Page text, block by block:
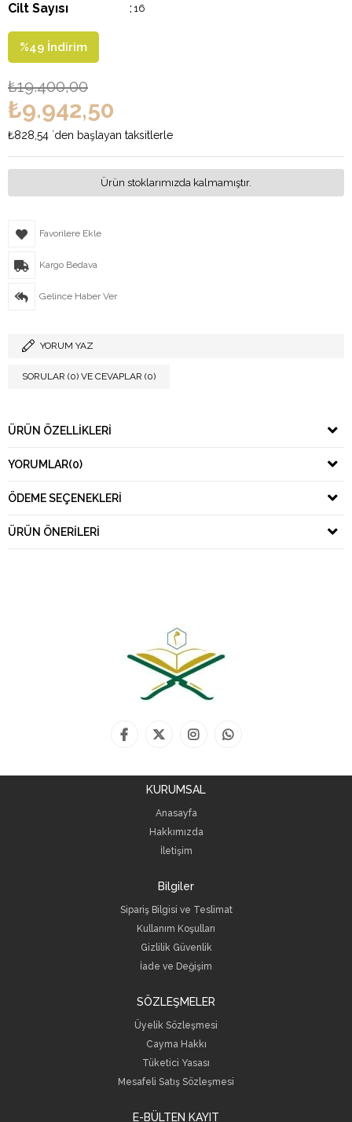
Cilt Sayısı
: 16
%49 İndirim
₺19.400,00
₺9.942,50
₺828,54 `den başlayan taksitlerle
Ürün stoklarımızda kalmamıştır.
Favorilere Ekle
Kargo Bedava
Gelince Haber Ver
YORUM YAZ
SORULAR (0) VE CEVAPLAR (0)
ÜRÜN ÖZELLIKLERI
YORUMLAR(0)
ÖDEME SEÇENEKLERI
ÜRÜN ÖNERILERI
KURUMSAL
Anasayfa
Hakkımızda
İletişim
Bilgiler
Sipariş Bilgisi ve Teslimat
Kullanım Koşulları
Gizlilik Güvenlik
İade ve Değişim
SÖZLEŞMELER
Üyelik Sözleşmesi
Cayma Hakkı
Tüketici Yasası
Mesafeli Satış Sözleşmesi
E-BÜLTEN KAYIT